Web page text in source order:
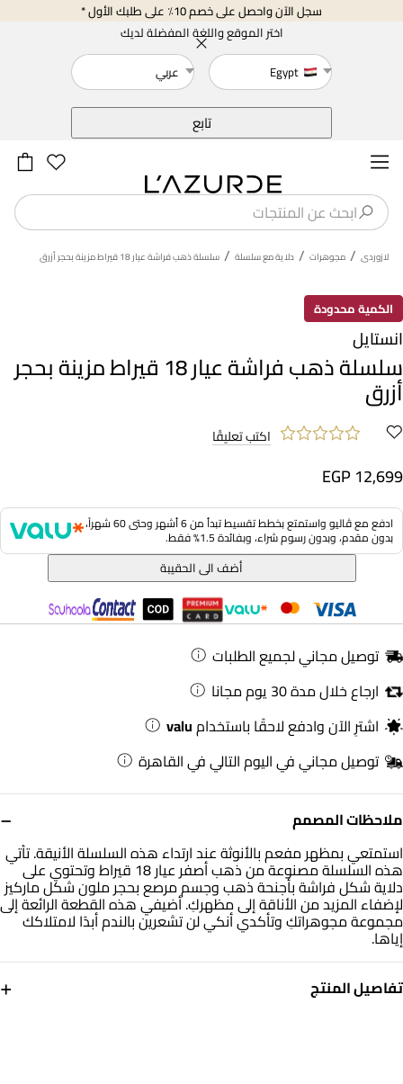
سجل الآن واحصل على خصم 10٪ على طلبك الأول *
اختر الموقع واللغة المفضلة لديك
Egypt
عربي
تابع
لازوردى / مجوهرات / دلاية مع سلسلة / سلسلة ذهب فراشة عيار 18 قيراط مزينة بحجر أزرق
الكمية محدودة
ملاحظات المصمم −
استمتعي بمظهر مفعم بالأنوثة عند ارتداء هذه السلسلة الأنيقة. تأتي
هذه السلسلة مصنوعة من ذهب أصفر عيار 18 قيراط وتحتوي على
دلاية شكل فراشة بأجنحة ذهب وجسم مرصع بحجر ملون شكل ماركيز
لإضفاء المزيد من الأناقة إلى مظهركِ. أضيفي هذه القطعة الرائعة إلى
مجموعة مجوهراتكِ وتأكدي أنكي لن تشعرين بالندم أبدًا لامتلاكك
إياها.
تفاصيل المنتج
+
انستايل
سلسلة ذهب فراشة عيار 18 قيراط مزينة بحجر
أزرق
اكتب تعليقًا
EGP 12,699
ادفع مع ڤاليو واستمتع بخطط تقسيط تبدأ من 6 أشهر وحتى 60 شهراً،
بدون مقدم، وبدون رسوم شراء، وبفائدة 1.5% فقط.
أضف الى الحقيبة
توصيل مجاني لجميع الطلبات
ارجاع خلال مدة 30 يوم مجانا
اشترِ الآن وادفع لاحقًا باستخدامvalu
توصيل مجاني في اليوم التالي في القاهرة